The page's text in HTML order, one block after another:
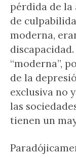
pérdida de
de
moderna,
“moderna”,
de la
exclusiva no
las
tienen un